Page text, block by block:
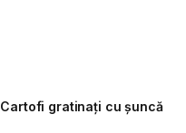
Cartofi gratinați cu șuncă